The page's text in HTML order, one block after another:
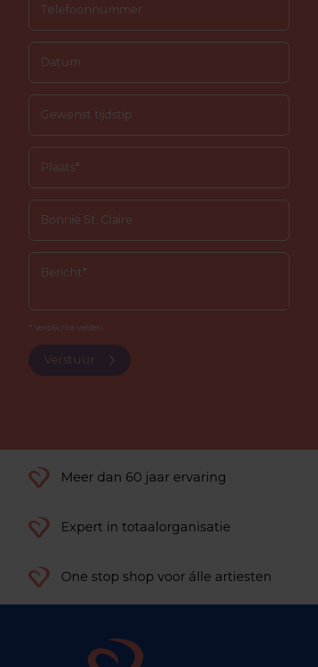
* Verplichte velden.
Verstuur
Meer dan 60 jaar ervaring
Expert in totaalorganisatie
One stop shop voor álle artiesten